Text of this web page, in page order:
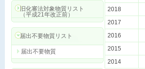
旧化審法対象物質リスト
（平成21年改正前）
届出不要物質リスト
届出不要物質
2018
2017
2016
2015
2014